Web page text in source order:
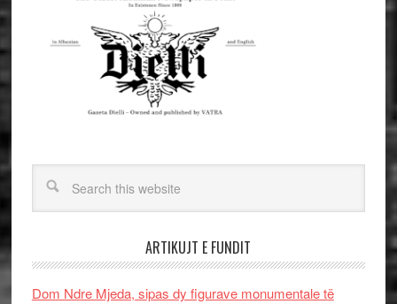
ARTIKUJT E FUNDIT
Dom Ndre Mjeda, sipas dy figurave monumentale të